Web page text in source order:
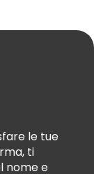
le tue
ti
nome e